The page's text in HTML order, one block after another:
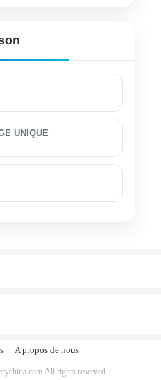
UNIQUE
A propos de nous
rights reserved.